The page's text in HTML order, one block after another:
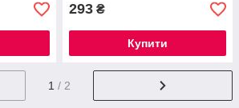
293 ₴
Купити
1 / 2